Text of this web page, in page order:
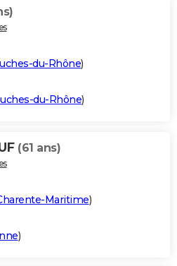
du-Rhône)
du-Rhône)
(61 ans)
Maritime)
)